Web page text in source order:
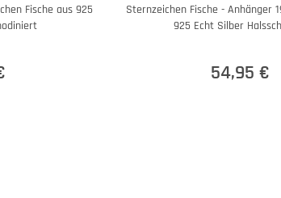
Fische aus 925
Sternzeichen Fische - Anhänger
925 Echt Silber
54,95 €